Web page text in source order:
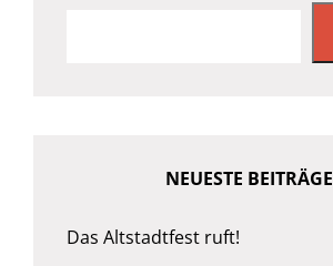
NEUESTE BEITRÄGE
Das Altstadtfest ruft!